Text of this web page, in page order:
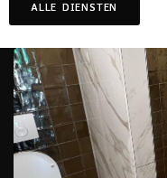
ALLE DIENSTEN